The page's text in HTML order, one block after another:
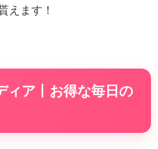
えます！
ィア丨お得な毎日の